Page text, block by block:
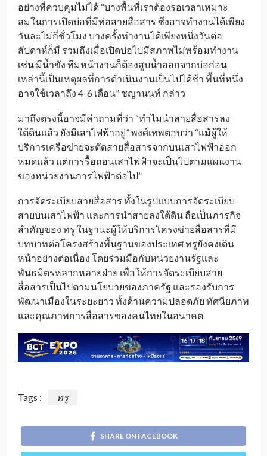
อย่างที่ควบคุมไม่ได้ “บางพื้นที่เราต้องรอเวลาเหมาะ
สมในการเปิดบ่อที่มีท่อสายสื่อสาร ซึ่งอาจทำงานได้เพียง
วันละไม่กี่ชั่วโมง บางครั้งทำงานได้เพียงหนึ่งวันต่อ
สัปดาห์ก็มี รวมถึงเมื่อเปิดบ่อไปมีสภาพไม่พร้อมทำงาน
เช่น มีน้ำขัง ทีมหน้างานก็ต้องสูบน้ำออกจากบ่อก่อน
เหล่านี้เป็นเหตุผลที่การดำเนินงานเป็นไปได้ช้า พื้นที่หนึ่ง
อาจใช้เวลาถึง 4-6 เดือน” ชญานนท์ กล่าว
มาถึงตรงนี้อาจมีคำถามที่ว่า “ทำไมนำสายสื่อสารลง
ใต้ดินแล้ว ยังมีเสาไฟฟ้าอยู่” พงศ์เทพตอบว่า “แม้ผู้ให้
บริการเครือข่ายจะตัดสายสื่อสารจากบนเสาไฟฟ้าออก
หมดแล้ว แต่การรื้อถอนเสาไฟฟ้าจะเป็นไปตามแผนงาน
ของหน่วยงานการไฟฟ้าต่อไป”
การจัดระเบียบสายสื่อสาร ทั้งในรูปแบบการจัดระเบียบ
สายบนเสาไฟฟ้า และการนำสายลงใต้ดิน ถือเป็นภารกิจ
สำคัญของ ทรู ในฐานะผู้ให้บริการโครงข่ายสื่อสารที่มี
บทบาทต่อโครงสร้างพื้นฐานของประเทศ ทรูยังคงเดิน
หน้าอย่างต่อเนื่อง โดยร่วมมือกับหน่วยงานรัฐและ
พันธมิตรหลากหลายฝ่าย เพื่อให้การจัดระเบียบสาย
สื่อสารเป็นไปตามนโยบายของภาครัฐ และรองรับการ
พัฒนาเมืองในระยะยาว ทั้งด้านความปลอดภัย ทัศนียภาพ
และคุณภาพการสื่อสารของคนไทยในอนาคต
Tags : ทรู
SHARE ON FACEBOOK